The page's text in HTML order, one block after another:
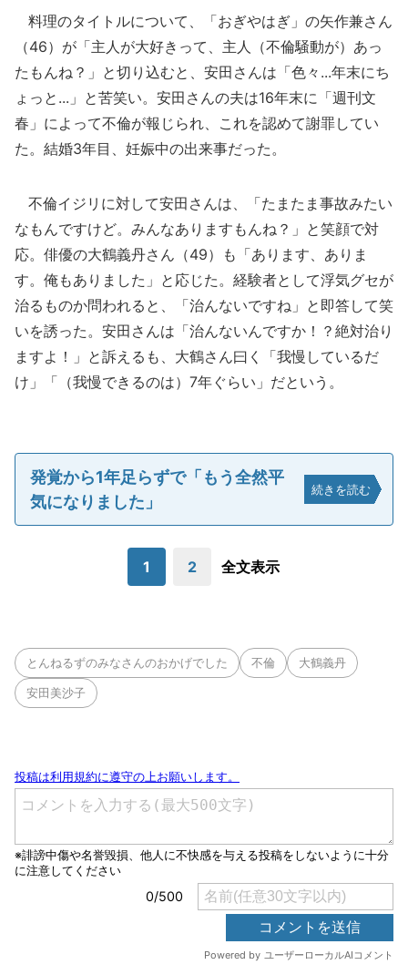
料理のタイトルについて、「おぎやはぎ」の矢作兼さん
（46）が「主人が大好きって、主人（不倫騒動が）あっ
たもんね？」と切り込むと、安田さんは「色々...年末にち
ょっと...」と苦笑い。安田さんの夫は16年末に「週刊文
春」によって不倫が報じられ、これを認めて謝罪してい
た。結婚3年目、妊娠中の出来事だった。
不倫イジリに対して安田さんは、「たまたま事故みたい
なもんですけど。みんなありますもんね？」と笑顔で対
応。俳優の大鶴義丹さん（49）も「あります、ありま
す。俺もありました」と応じた。経験者として浮気グセが
治るものか問われると、「治んないですね」と即答して笑
いを誘った。安田さんは「治んないんですか！？絶対治り
ますよ！」と訴えるも、大鶴さん曰く「我慢しているだ
け」「（我慢できるのは）7年ぐらい」だという。
発覚から1年足らずで「もう全然平
気になりました」
続きを読む
1 2 全文表示
とんねるずのみなさんのおかげでした 不倫 大鶴義丹
安田美沙子